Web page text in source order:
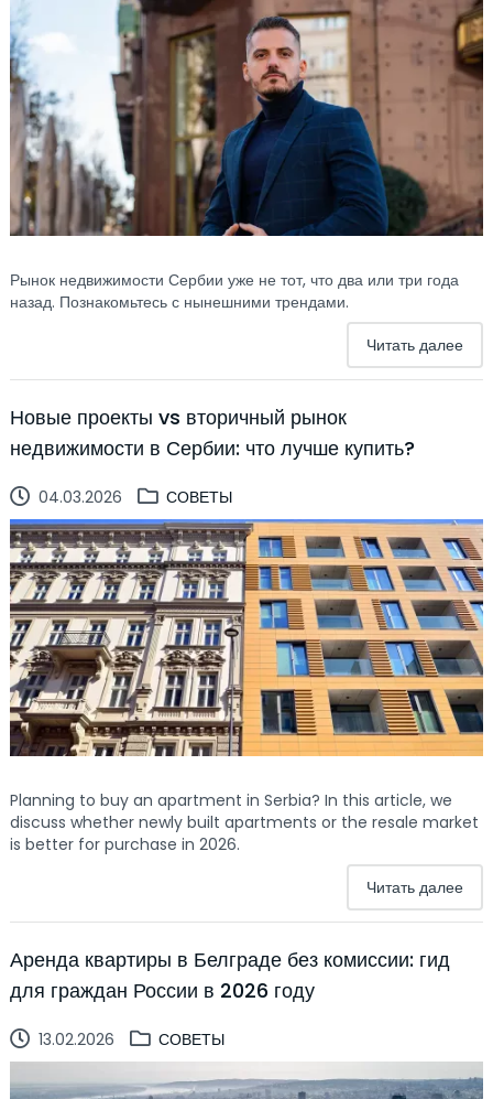
Рынок недвижимости Сербии уже не тот, что два или три года
назад. Познакомьтесь с нынешними трендами.
Читать далее
Новые проекты vs вторичный рынок
недвижимости в Сербии: что лучше купить?
04.03.2026 СОВЕТЫ
Planning to buy an apartment in Serbia? In this article, we
discuss whether newly built apartments or the resale market
is better for purchase in 2026.
Читать далее
Аренда квартиры в Белграде без комиссии: гид
для граждан России в 2026 году
13.02.2026 СОВЕТЫ